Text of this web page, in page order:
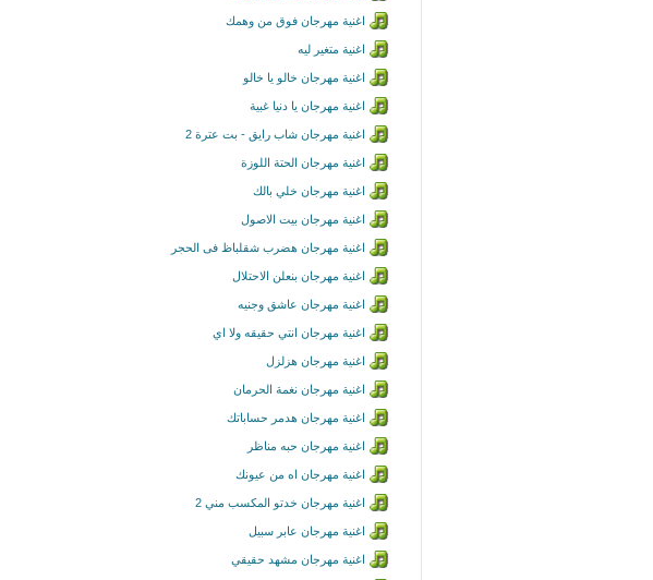
اغنية مهرجان فوق من وهمك
اغنية متغير ليه
اغنية مهرجان خالو يا خالو
اغنية مهرجان يا دنيا غبية
اغنية مهرجان شاب رايق - بت عترة 2
اغنية مهرجان الحتة اللوزة
اغنية مهرجان خلي بالك
اغنية مهرجان بيت الاصول
اغنية مهرجان هضرب شقلباظ فى الحجر
اغنية مهرجان بنعلن الاحتلال
اغنية مهرجان عاشق وجنيه
اغنية مهرجان انتي حقيقه ولا اي
اغنية مهرجان هزلزل
اغنية مهرجان نغمة الحرمان
اغنية مهرجان هدمر حساباتك
اغنية مهرجان حبه مناظر
اغنية مهرجان اه من عيونك
اغنية مهرجان خدتو المكسب مني 2
اغنية مهرجان عابر سبيل
اغنية مهرجان مشهد حقيقي